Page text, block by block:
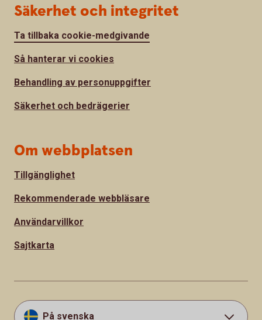
Säkerhet och integritet
Ta tillbaka cookie-medgivande
Så hanterar vi cookies
Behandling av personuppgifter
Säkerhet och bedrägerier
Om webbplatsen
Tillgänglighet
Rekommenderade webbläsare
Användarvillkor
Sajtkarta
På svenska